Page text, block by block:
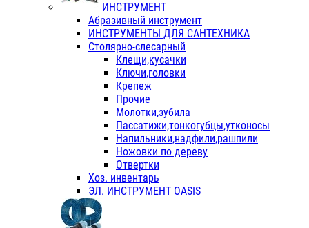
ИНСТРУМЕНТ
Абразивный инструмент
ИНСТРУМЕНТЫ ДЛЯ САНТЕХНИКА
Столярно-слесарный
Клещи,кусачки
Ключи,головки
Крепеж
Прочие
Молотки,зубила
Пассатижи,тонкогубцы,утконосы
Напильники,надфили,рашпили
Ножовки по дереву
Отвертки
Хоз. инвентарь
ЭЛ. ИНСТРУМЕНТ OASIS